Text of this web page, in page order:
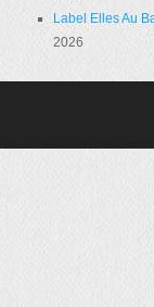
Label Elles Au
2026